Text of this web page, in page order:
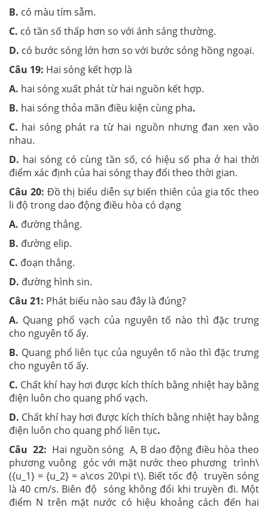
B. có màu tím sẫm.
C. có tần số thấp hơn so với ánh sáng thường.
D. có bước sóng lớn hơn so với bước sóng hồng ngoại.
Câu 19: Hai sóng kết hợp là
A. hai sóng xuất phát từ hai nguồn kết hợp.
B. hai sóng thỏa mãn điều kiện cùng pha.
C. hai sóng phát ra từ hai nguồn nhưng đan xen vào
nhau.
D. hai sóng có cùng tần số, có hiệu số pha ở hai thời
điểm xác định của hai sóng thay đổi theo thời gian.
Câu 20: Đồ thị biểu diễn sự biến thiên của gia tốc theo
li độ trong dao động điều hòa có dạng
A. đường thẳng.
B. đường elip.
C. đoạn thẳng.
D. đường hình sin.
Câu 21: Phát biểu nào sau đây là đúng?
A. Quang phổ vạch của nguyên tố nào thì đặc trưng
cho nguyên tố ấy.
B. Quang phổ liên tục của nguyên tố nào thì đặc trưng
cho nguyên tố ấy.
C. Chất khí hay hơi được kích thích bằng nhiệt hay bằng
điện luôn cho quang phổ vạch.
D. Chất khí hay hơi được kích thích bằng nhiệt hay bằng
điện luôn cho quang phổ liên tục.
Câu 22: Hai nguồn sóng A, B dao động điều hòa theo
phương vuông góc với mặt nước theo phương trình\
({u_1} = {u_2} = a\cos 20\pi t\). Biết tốc độ truyền sóng
là 40 cm/s. Biên độ sóng không đổi khi truyền đi. Một
điểm N trên mặt nước có hiệu khoảng cách đến hai